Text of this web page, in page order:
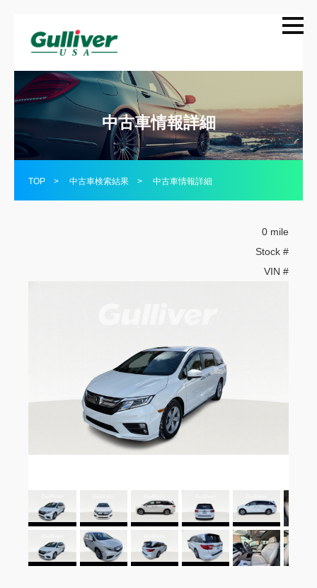
中古車情報詳細
TOP > 中古車検索結果 > 中古車情報詳細
0 mile
Stock #
VIN #